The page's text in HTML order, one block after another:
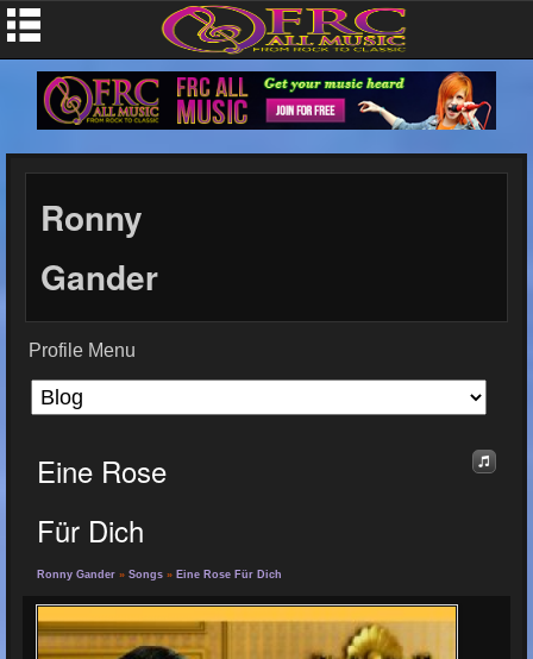
Ronny
Gander
Profile Menu
Eine Rose
Für Dich
Ronny Gander » Songs » Eine Rose Für Dich